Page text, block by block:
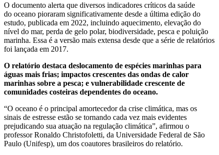
O documento alerta que diversos indicadores críticos da saúde
do oceano pioraram significativamente desde a última edição do
estudo, publicada em 2022, incluindo aquecimento, elevação do
nível do mar, perda de gelo polar, biodiversidade, pesca e poluição
marinha. Essa é a versão mais extensa desde que a série de relatórios
foi lançada em 2017.
O relatório destaca deslocamento de espécies marinhas para
águas mais frias; impactos crescentes das ondas de calor
marinhas sobre a pesca; e vulnerabilidade crescente de
comunidades costeiras dependentes do oceano.
“O oceano é o principal amortecedor da crise climática, mas os
sinais de estresse estão se tornando cada vez mais evidentes
prejudicando sua atuação na regulação climática”, afirmou o
professor Ronaldo Christofoletti, da Universidade Federal de São
Paulo (Unifesp), um dos coautores brasileiros do relatório.